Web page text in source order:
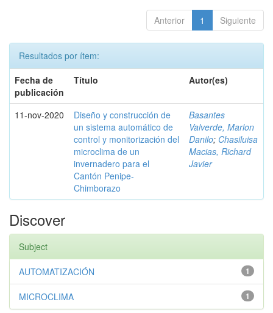
Anterior 1 Siguiente
Resultados por ítem:
Fecha de
publicación
Título Autor(es)
11-nov-2020
Diseño y construcción de
un sistema automático de
control y monitorización del
microclima de un
invernadero para el
Cantón Penipe-
Chimborazo
Basantes
Valverde, Marlon
Danilo; Chasiluisa
Macias, Richard
Javier
Discover
Subject
1
AUTOMATIZACIÓN
1
MICROCLIMA